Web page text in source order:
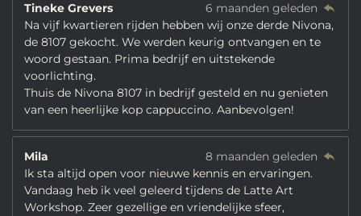
Tineke Grevers
6 maanden geleden
Na vijf kwartieren rijden hebben wij onze derde Nivona,
de 8107 gekocht. We werden keurig ontvangen en te
woord gestaan. Prima bedrijf en uitstekende
voorlichting.
Thuis de Nivona 8107 in bedrijf gesteld en nu genieten
van een heerlijke kop cappuccino. Aanbevolgen!
Mila
8 maanden geleden
Ik sta altijd open voor nieuwe kennis en ervaringen.
Vandaag heb ik veel geleerd tijdens de Latte Art
Workshop. Zeer gezellige en vriendelijke sfeer,